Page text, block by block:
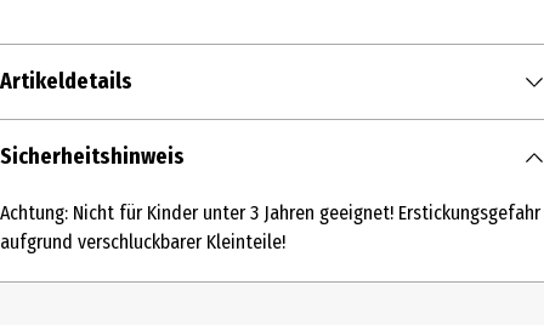
Artikeldetails
Inhalt
Produkttyp
Sicherheitshinweis
Achtung: Nicht für Kinder unter 3 Jahren geeignet! Erstickungsgefahr
aufgrund verschluckbarer Kleinteile!